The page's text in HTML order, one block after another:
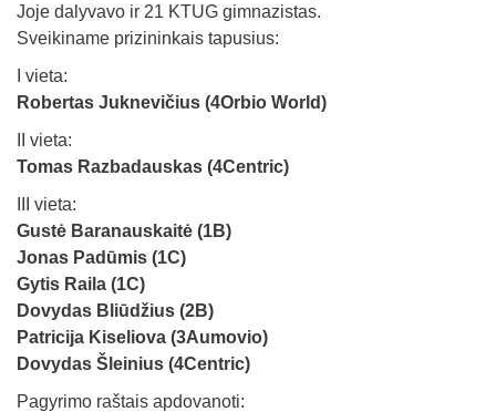
Joje dalyvavo ir 21 KTUG gimnazistas.
Sveikiname prizininkais tapusius:
I vieta:
Robertas Juknevičius (4Orbio World)
II vieta:
Tomas Razbadauskas (4Centric)
III vieta:
Gustė Baranauskaitė (1B)
Jonas Padūmis (1C)
Gytis Raila (1C)
Dovydas Bliūdžius (2B)
Patricija Kiseliova (3Aumovio)
Dovydas Šleinius (4Centric)
Pagyrimo raštais apdovanoti: